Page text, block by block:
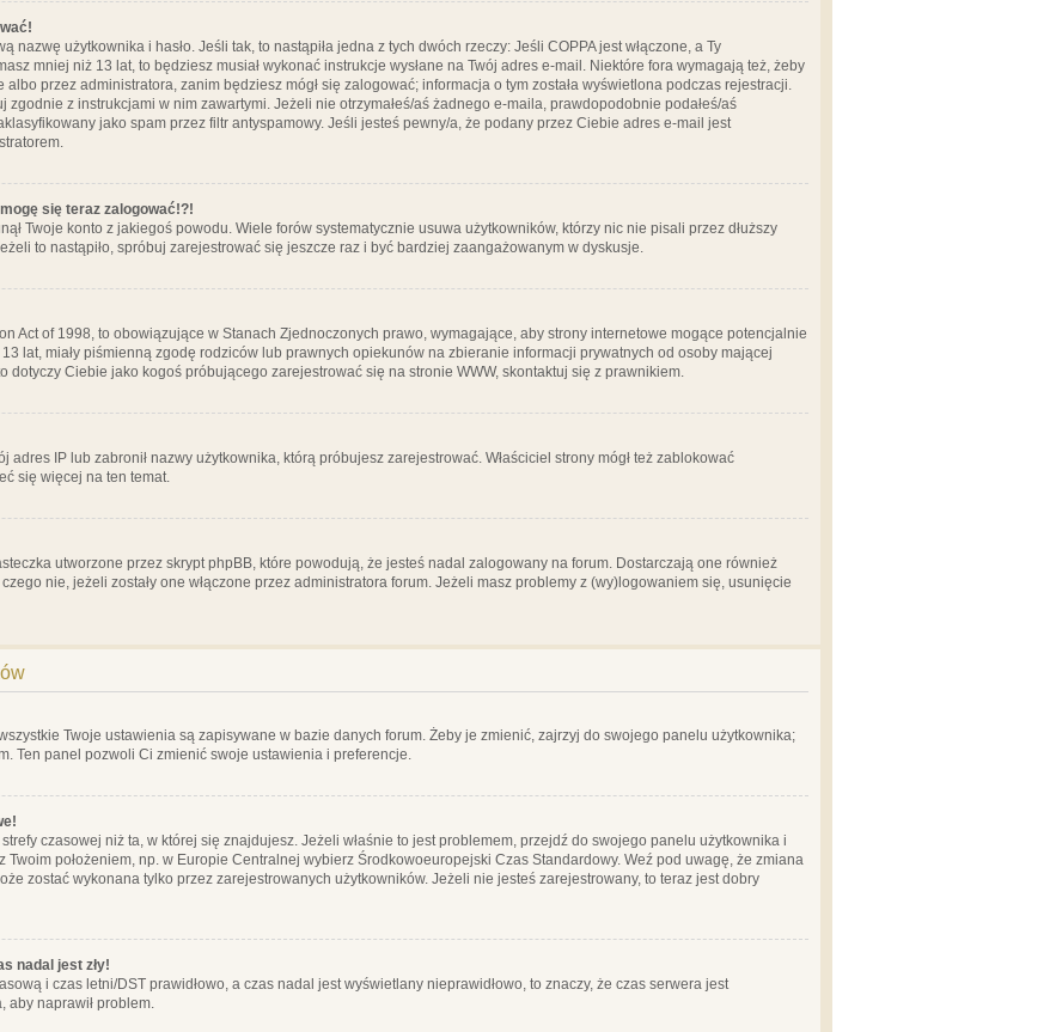
nazwę użytkownika i hasło. Jeśli tak, to nastąpiła jedna z tych dwóch rzeczy: Jeśli COPPA jest włączone, a Ty
mniej niż 13 lat, to będziesz musiał wykonać instrukcje wysłane na Twój adres e-mail. Niektóre fora wymagają też, żeby
przez administratora, zanim będziesz mógł się zalogować; informacja o tym została wyświetlona podczas rejestracji.
zgodnie z instrukcjami w nim zawartymi. Jeżeli nie otrzymałeś/aś żadnego e-maila, prawdopodobnie podałeś/aś
jako spam przez filtr antyspamowy. Jeśli jesteś pewny/a, że podany przez Ciebie adres e-mail jest
się teraz zalogować!?!
Twoje konto z jakiegoś powodu. Wiele forów systematycznie usuwa użytkowników, którzy nic nie pisali przez dłuższy
to nastąpiło, spróbuj zarejestrować się jeszcze raz i być bardziej zaangażowanym w dyskusje.
Act of 1998, to obowiązujące w Stanach Zjednoczonych prawo, wymagające, aby strony internetowe mogące potencjalnie
lat, miały piśmienną zgodę rodziców lub prawnych opiekunów na zbieranie informacji prywatnych od osoby mającej
dotyczy Ciebie jako kogoś próbującego zarejestrować się na stronie WWW, skontaktuj się z prawnikiem.
adres IP lub zabronił nazwy użytkownika, którą próbujesz zarejestrować. Właściciel strony mógł też zablokować
się więcej na ten temat.
utworzone przez skrypt phpBB, które powodują, że jesteś nadal zalogowany na forum. Dostarczają one również
nie, jeżeli zostały one włączone przez administratora forum. Jeżeli masz problemy z (wy)logowaniem się, usunięcie
Twoje ustawienia są zapisywane w bazie danych forum. Żeby je zmienić, zajrzyj do swojego panelu użytkownika;
Ten panel pozwoli Ci zmienić swoje ustawienia i preferencje.
czasowej niż ta, w której się znajdujesz. Jeżeli właśnie to jest problemem, przejdź do swojego panelu użytkownika i
Twoim położeniem, np. w Europie Centralnej wybierz Środkowoeuropejski Czas Standardowy. Weź pod uwagę, że zmiana
zostać wykonana tylko przez zarejestrowanych użytkowników. Jeżeli nie jesteś zarejestrowany, to teraz jest dobry
nadal jest zły!
i czas letni/DST prawidłowo, a czas nadal jest wyświetlany nieprawidłowo, to znaczy, że czas serwera jest
aby naprawił problem.